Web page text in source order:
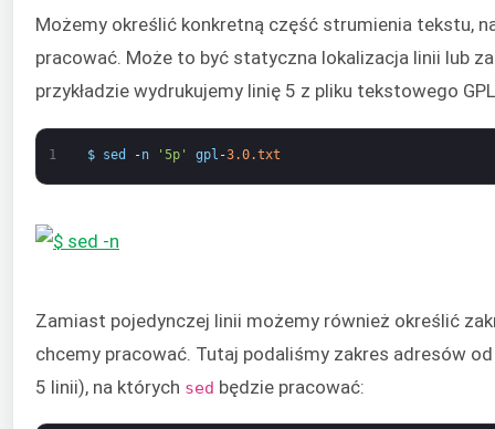
Możemy określić konkretną część strumienia tekstu,
pracować. Może to być statyczna lokalizacja linii lub
przykładzie wydrukujemy linię 5 z pliku tekstowego
1 $ sed -n '5p' gpl -3.0.txt
Zamiast pojedynczej linii możemy również określić
chcemy pracować. Tutaj podaliśmy zakres adresów
5 linii), na których sed będzie pracować: